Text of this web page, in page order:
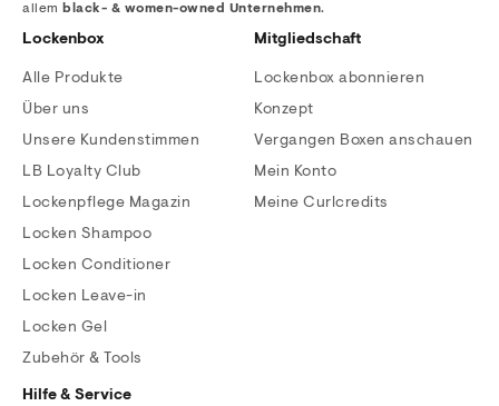
allem black- & women-owned Unternehmen.
Lockenbox
Alle Produkte
Über uns
Unsere Kundenstimmen
LB Loyalty Club
Lockenpflege Magazin
Locken Shampoo
Locken Conditioner
Locken Leave-in
Locken Gel
Zubehör & Tools
Mitgliedschaft
Lockenbox abonnieren
Konzept
Vergangen Boxen anschauen
Mein Konto
Meine Curlcredits
Hilfe & Service